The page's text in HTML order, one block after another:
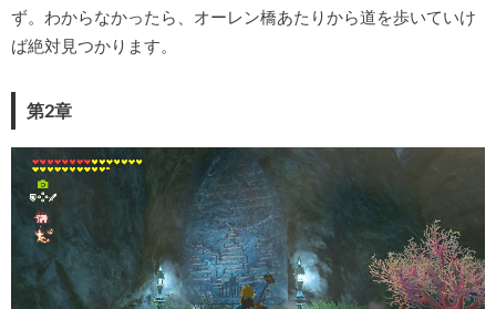
ず。わからなかったら、オーレン橋あたりから道を歩いていけ
ば絶対見つかります。
第2章